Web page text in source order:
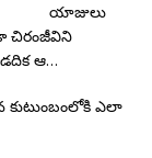
యాజులు
చిరంజీవిని
ఆ…
కుటుంబంలోకి ఎలా